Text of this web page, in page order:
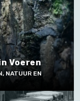
Voeren
NATUUR EN